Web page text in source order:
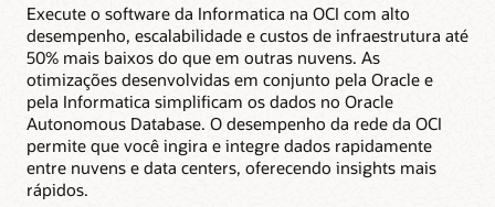
Execute o software da Informatica na OCI com alto
desempenho, escalabilidade e custos de infraestrutura até
50% mais baixos do que em outras nuvens. As
otimizações desenvolvidas em conjunto pela Oracle e
pela Informatica simplificam os dados no Oracle
Autonomous Database. O desempenho da rede da OCI
permite que você ingira e integre dados rapidamente
entre nuvens e data centers, oferecendo insights mais
rápidos.